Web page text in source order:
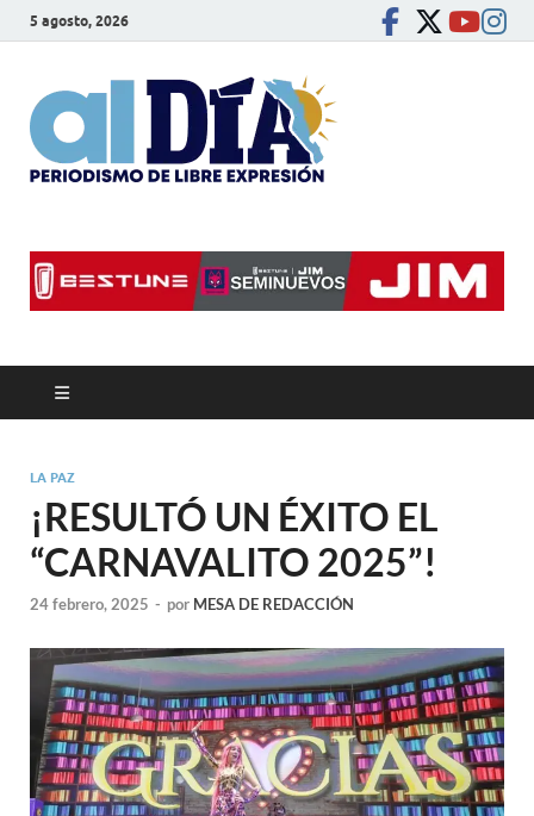
5 agosto, 2026
LA PAZ
¡RESULTÓ UN ÉXITO EL
“CARNAVALITO 2025”!
24 febrero, 2025 - por MESA DE REDACCIÓN